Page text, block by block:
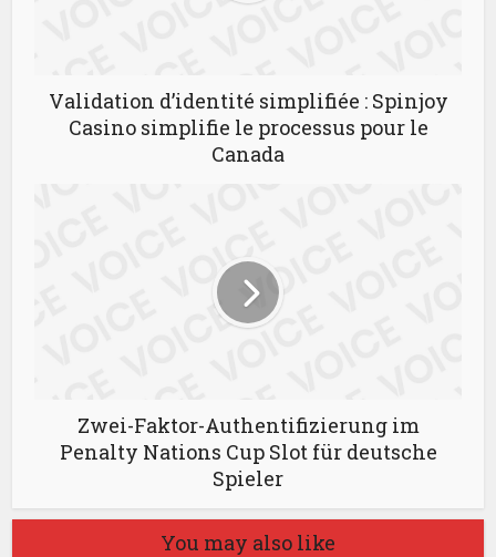
Validation d’identité simplifiée : Spinjoy
Casino simplifie le processus pour le
Canada
Zwei-Faktor-Authentifizierung im
Penalty Nations Cup Slot für deutsche
Spieler
You may also like